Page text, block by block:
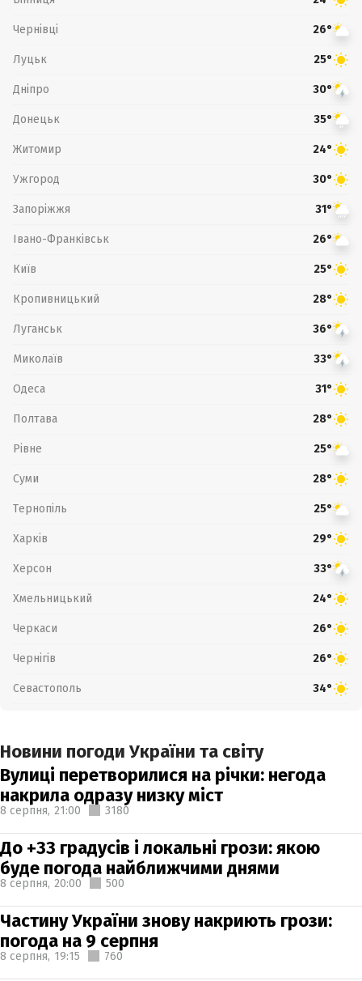
Чернівці 26°
Луцьк 25°
Дніпро 30°
Донецьк 35°
Житомир 24°
Ужгород 30°
Запоріжжя 31°
Івано-Франківськ 26°
Київ 25°
Кропивницький 28°
Луганськ 36°
Миколаїв 33°
Одеса 31°
Полтава 28°
Рівне 25°
Суми 28°
Тернопіль 25°
Харків 29°
Херсон 33°
Хмельницький 24°
Черкаси 26°
Чернігів 26°
Севастополь 34°
Новини погоди України та світу
Вулиці перетворилися на річки: негода
накрила одразу низку міст
8 серпня, 21:00 3180
До +33 градусів і локальні грози: якою
буде погода найближчими днями
8 серпня, 20:00 500
Частину України знову накриють грози:
погода на 9 серпня
8 серпня, 19:15 760